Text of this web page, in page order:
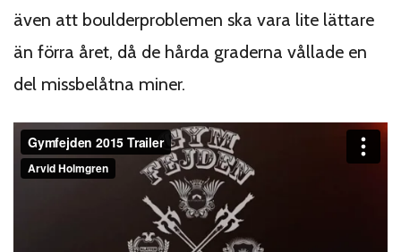
även att boulderproblemen ska vara lite lättare
än förra året, då de hårda graderna vållade en
del missbelåtna miner.